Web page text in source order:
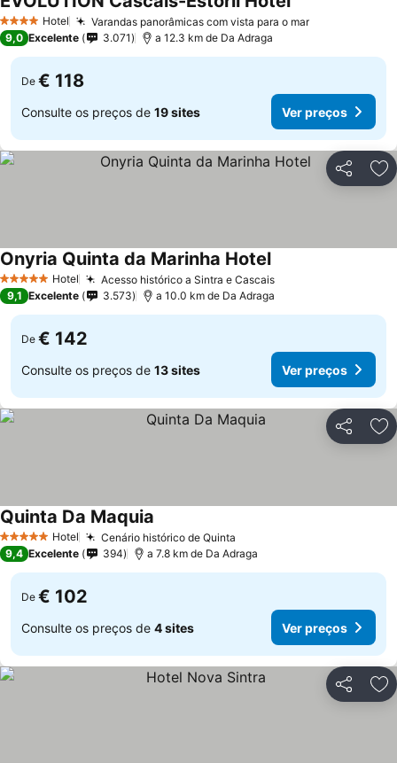
4 EstrelasHotel Varandas panorâmicas com vista para o mar
9,0 Excelente 3.071 a 12.3 km de Da Adraga
De € 118
Consulte os preços de 19 sites Ver preços
Partilhar
5 Estrelas Hotel Acesso histórico a Sintra e Cascais
Onyria Quinta da Marinha Hotel
9,1 Excelente 3.573 a 10.0 km de Da Adraga
De € 142
Consulte os preços de 13 sites Ver preços
Partilhar
5 Estrelas Hotel Cenário histórico de Quinta
Quinta Da Maquia
9,4 Excelente 394 a 7.8 km de Da Adraga
De € 102
Consulte os preços de 4 sites Ver preços
Partilhar